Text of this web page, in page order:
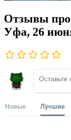
Отзывы про
Уфа, 26
Новые Лучшие